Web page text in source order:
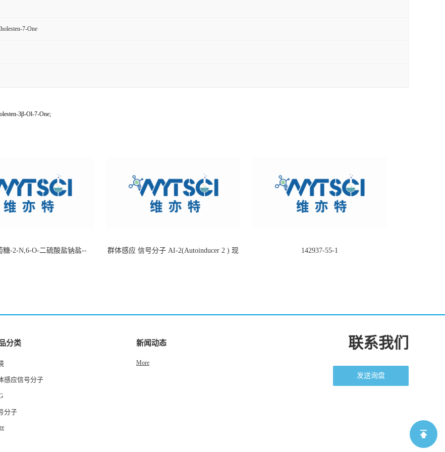
7-One
3β-Ol-7-One;
糖-2-N,6-O-二硫酸盐钠盐--
群体感应 信号分子 AI-2(Autoinducer 2 ) 现
142937-55-1
分类
感应信号分子
分子
新闻动态
More
联系我们
发送询盘